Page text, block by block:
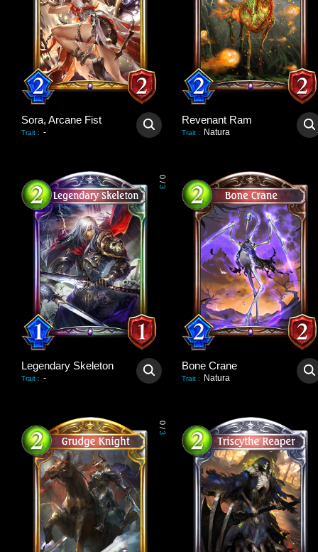
Sora, Arcane Fist
Trait : -
Revenant Ram
Trait : Natura
0
/
3
Legendary Skeleton
Trait : -
Bone Crane
Trait : Natura
0
/
3